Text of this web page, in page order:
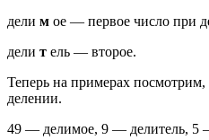
дели м ое — первое число при
дели т ель — второе.
Теперь на примерах
делении.
49 — делимое, 9 — делитель, 5